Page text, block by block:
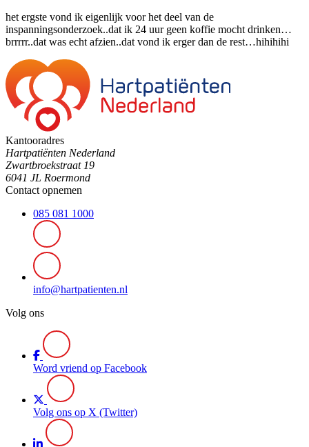
het ergste vond ik eigenlijk voor het deel van de
inspanningsonderzoek..dat ik 24 uur geen koffie mocht drinken…
brrrrr..dat was echt afzien..dat vond ik erger dan de rest…hihihihi
Kantooradres
Hartpatiënten Nederland
Zwartbroekstraat 19
6041 JL Roermond
Contact opnemen
085 081 1000
info@hartpatienten.nl
Volg ons
Word vriend op Facebook
Volg ons op X (Twitter)